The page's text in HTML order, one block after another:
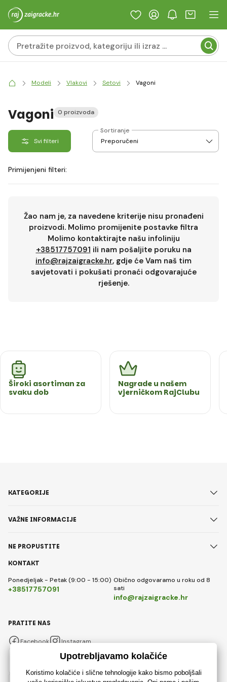
Modeli Vlakovi Setovi Vagoni
Vagoni 0 proizvoda
Svi filteri
Sortiranje
Primijenjeni filteri:
Žao nam je, za navedene kriterije nisu pronađeni
proizvodi. Molimo promijenite postavke filtra
Molimo kontaktirajte našu infoliniju
+38517757091 ili nam pošaljite poruku na
info@rajzaigracke.hr, gdje će Vam naš tim
savjetovati i pokušati pronaći odgovarajuće
rješenje.
Široki asortiman za
svaku dob
Nagrade u našem
vjerničkom RajClubu
KONTAKT
Ponedjeljak - Petak (9:00 - 15:00)
+38517757091
Obično odgovaramo u roku od 8
sati
info@rajzaigracke.hr
KATEGORIJE
VAŽNE INFORMACIJE
NE PROPUSTITE
PRATITE NAS
Facebook Instagram